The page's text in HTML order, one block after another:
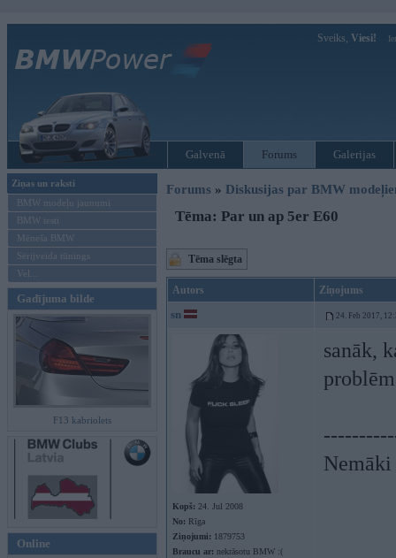
Sveiks, Viesi!
Galvenā Forums Galerijas
Ziņas un raksti
BMW modeļu jaunumi
BMW testi
Mēneša BMW
Sērijveida tūnings
Vel...
Gadījuma bilde
F13 kabriolets
Online
Forums » Diskusijas par BMW
Tēma: Par un ap 5er E60
Tēma slēgta
Autors Ziņojums
sn 24. Feb 2017,
Kopš: 24. Jul 2008
No: Rīga
Ziņojumi: 1879753
Braucu ar: nekrāsotu BMW :(
sanāk,